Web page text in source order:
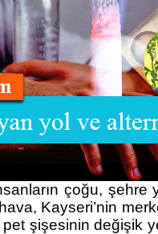
çoğu,
Kayseri’nin
şişesinin değişik